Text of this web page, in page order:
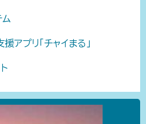
ム
アプリ「チャイまる」